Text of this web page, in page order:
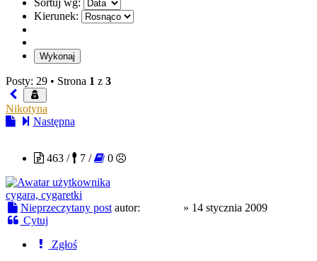
Kierunek:
Posty: 29 • Strona 1 z 3
Nikotyna
Następna
463 /
7 / 0
cygara, cygaretki
Nieprzeczytany post autor: » 14 stycznia 2009
Cytuj
Zgłoś